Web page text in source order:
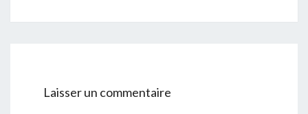
Laisser un commentaire